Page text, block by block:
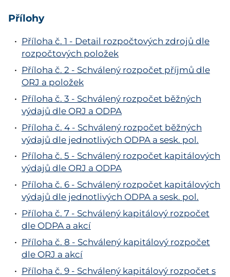
Přílohy
Příloha č. 1 - Detail rozpočtových zdrojů dle
rozpočtových položek
Příloha č. 2 - Schválený rozpočet příjmů dle
ORJ a položek
Příloha č. 3 - Schválený rozpočet běžných
výdajů dle ORJ a ODPA
Příloha č. 4 - Schválený rozpočet běžných
výdajů dle jednotlivých ODPA a sesk. pol.
Příloha č. 5 - Schválený rozpočet kapitálových
výdajů dle ORJ a ODPA
Příloha č. 6 - Schválený rozpočet kapitálových
výdajů dle jednotlivých ODPA a sesk. pol.
Příloha č. 7 - Schválený kapitálový rozpočet
dle ODPA a akcí
Příloha č. 8 - Schválený kapitálový rozpočet
dle ORJ a akcí
Příloha č. 9 - Schválený kapitálový rozpočet s